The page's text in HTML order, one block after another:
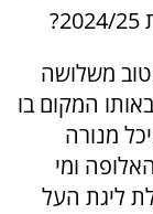
משלושה
ביום שני ה-9 ביוני באותו המקום בו
מנורה
ומי
ליגת העל